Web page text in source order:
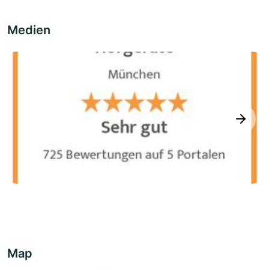
Medien
next
Map